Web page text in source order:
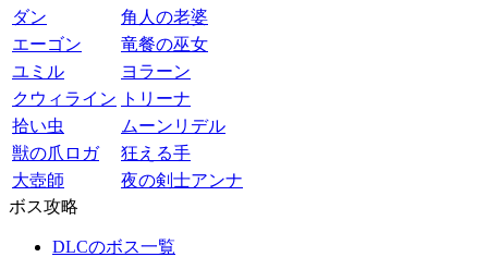
ダン
角人の老婆
エーゴン
竜餐の巫女
ユミル
ヨラーン
クウィライン
トリーナ
拾い虫
ムーンリデル
獣の爪ロガ
狂える手
大壺師
夜の剣士アンナ
ボス攻略
DLCのボス一覧